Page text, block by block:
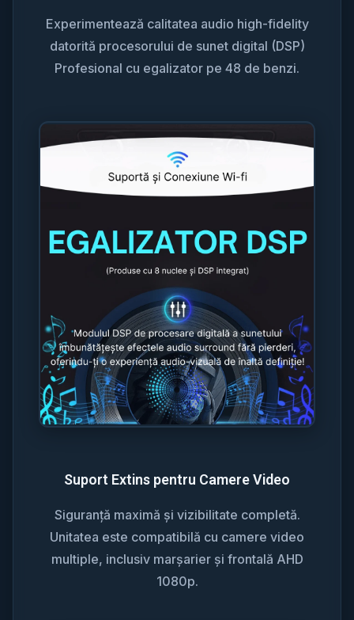
Experimentează calitatea audio high-fidelity
datorită procesorului de sunet digital (DSP)
Profesional cu egalizator pe 48 de benzi.
Suport Extins pentru Camere Video
Siguranță maximă și vizibilitate completă.
Unitatea este compatibilă cu camere video
multiple, inclusiv marșarier și frontală AHD
1080p.